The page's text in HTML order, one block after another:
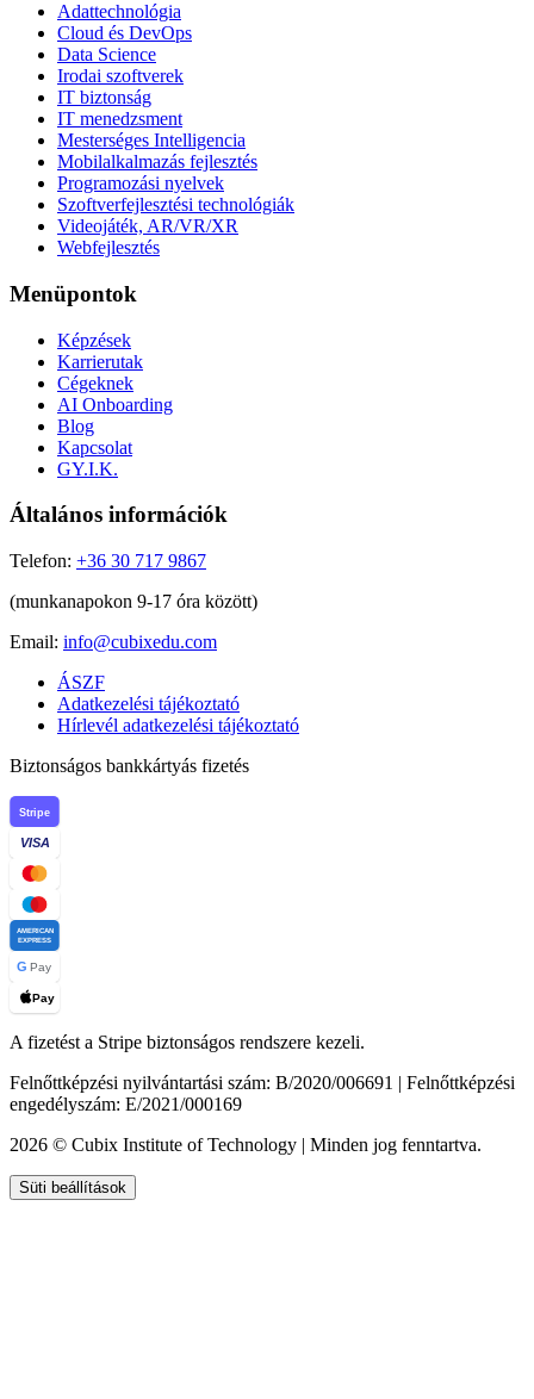
Adattechnológia
Cloud és DevOps
Data Science
Irodai szoftverek
IT biztonság
IT menedzsment
Mesterséges Intelligencia
Mobilalkalmazás fejlesztés
Programozási nyelvek
Szoftverfejlesztési technológiák
Videojáték, AR/VR/XR
Webfejlesztés
Menüpontok
Képzések
Karrierutak
Cégeknek
AI Onboarding
Blog
Kapcsolat
GY.I.K.
Általános információk
Telefon: +36 30 717 9867
(munkanapokon 9-17 óra között)
Email: info@cubixedu.com
ÁSZF
Adatkezelési tájékoztató
Hírlevél adatkezelési tájékoztató
Biztonságos bankkártyás fizetés
Stripe
VISA
AMERICAN
EXPRESS
G Pay
Pay
A fizetést a Stripe biztonságos rendszere kezeli.
Felnőttképzési nyilvántartási szám: B/2020/006691 | Felnőttképzési
engedélyszám: E/2021/000169
2026 © Cubix Institute of Technology | Minden jog fenntartva.
Süti beállítások